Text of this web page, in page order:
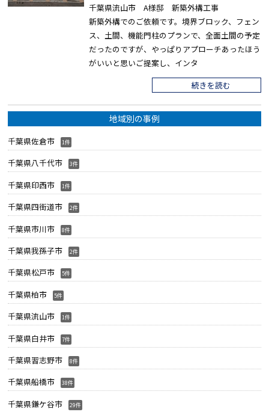
千葉県流山市 A様邸 新築外構工事
新築外構でのご依頼です。境界ブロック、フェン
ス、土間、機能門柱のプランで、全面土間の予定
だったのですが、やっぱりアプローチあったほう
がいいと思いご提案し、インタ
続きを読む
地域別の事例
千葉県佐倉市 1件
千葉県八千代市 3件
千葉県印西市 1件
千葉県四街道市 2件
千葉県市川市 8件
千葉県我孫子市 2件
千葉県松戸市 5件
千葉県柏市 5件
千葉県流山市 1件
千葉県白井市 7件
千葉県習志野市 8件
千葉県船橋市 38件
千葉県鎌ケ谷市 29件